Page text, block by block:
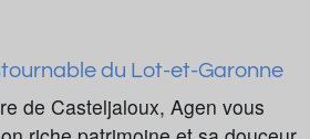
du Lot-et-Garonne
de Casteljaloux, Agen vous